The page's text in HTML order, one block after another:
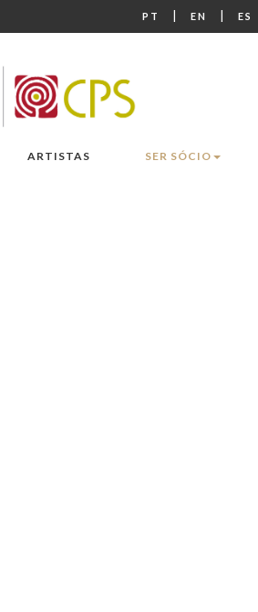
PT | EN | ES
ARTISTAS SER SÓCIO